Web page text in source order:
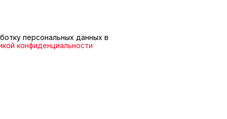
персональных данных в
конфиденциальности